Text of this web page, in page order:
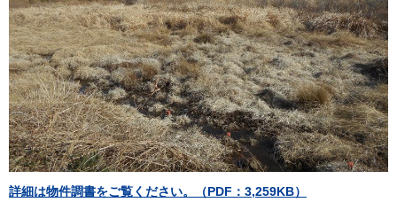
詳細は物件調書をご覧ください。（PDF：3,259KB）